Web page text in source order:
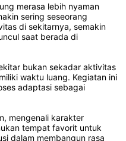
merasa lebih nyaman
sering seseorang
di sekitarnya, semakin
saat berada di
bukan sekadar aktivitas
waktu luang. Kegiatan ini
adaptasi sebagai
mengenali karakter
tempat favorit untuk
dalam membangun rasa